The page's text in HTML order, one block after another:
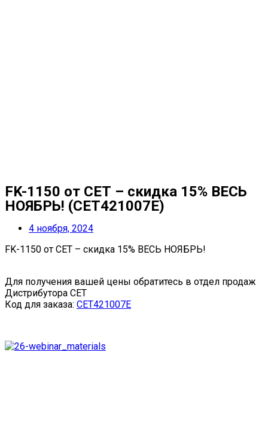
FK-1150 от СЕТ – скидка 15% ВЕСЬ
НОЯБРЬ! (CET421007E)
4 ноября, 2024
FK-1150 от СЕТ – скидка 15% ВЕСЬ НОЯБРЬ!
Для получения вашей цены обратитесь в отдел продаж
Дистрибутора СЕТ
Код для заказа: CET421007E